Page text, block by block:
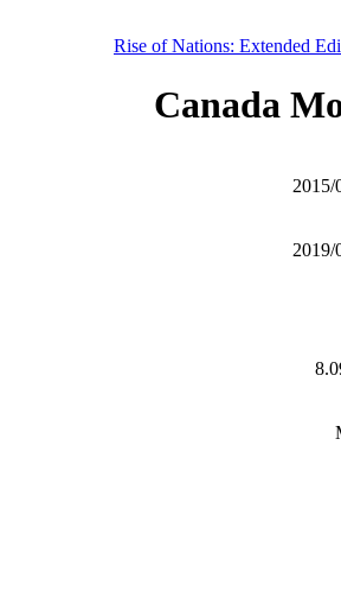
Rise of Nations: Extended
2015/
2019/